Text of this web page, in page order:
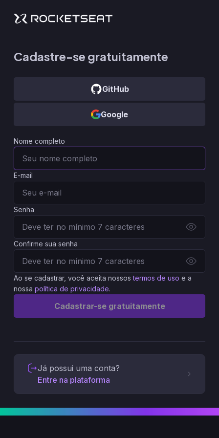
Cadastre-se gratuitamente
GitHub
Google
Nome completo
E-mail
Senha
Confirme sua senha
Ao se cadastrar, você aceita nossos termos de uso e a
nossa política de privacidade.
Cadastrar-se gratuitamente
Já possui uma conta?
Entre na plataforma